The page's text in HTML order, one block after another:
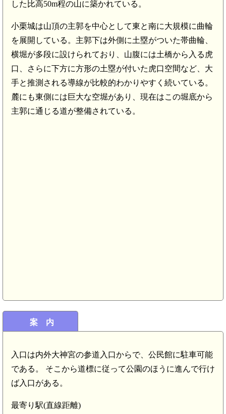
した比高50m程の山に築かれている。
小栗城は山頂の主郭を中心として東と南に大規模に曲輪
を展開している。主郭下は外側に土塁がついた帯曲輪、
横堀が多段に設けられており、山腹には土橋から入る虎
口、さらに下方に方形の土塁が付いた虎口空間など、大
手と推測される導線が比較的わかりやすく続いている。
麓にも東側には巨大な空堀があり、現在はこの堀底から
主郭に通じる道が整備されている。
案 内
入口は内外大神宮の参道入口からで、公民館に駐車可能
である。 そこから道標に従って公園のほうに進んで行け
ば入口がある。
最寄り駅(直線距離)